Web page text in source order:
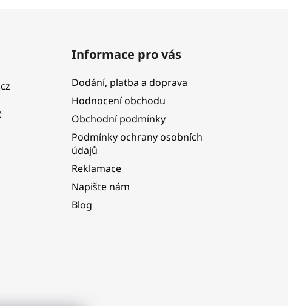
Informace pro vás
Dodání, platba a doprava
Hodnocení obchodu
Obchodní podmínky
Podmínky ochrany osobních
údajů
Reklamace
Napište nám
Blog